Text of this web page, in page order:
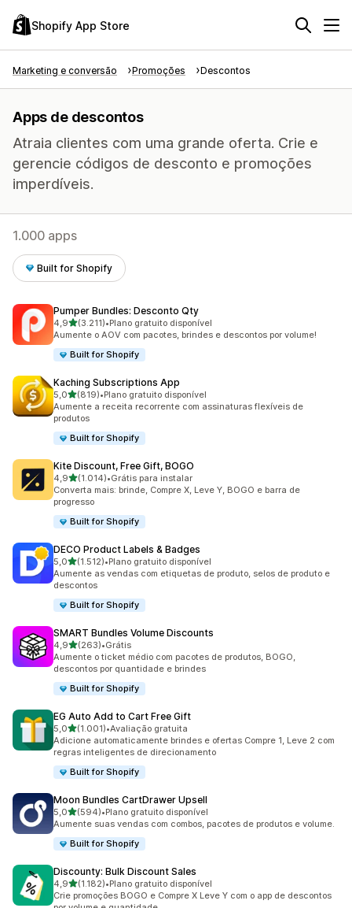
Shopify App Store
Marketing e conversão Promoções Descontos
Apps de descontos
Atraia clientes com uma grande oferta. Crie e
gerencie códigos de desconto e promoções
imperdíveis.
1.000 apps
Built for Shopify
Pumper Bundles: Desconto Qty
4,9de 5 estrelas
(3.211)
3211 avaliações ao todo
•Plano gratuito disponível
Aumente o AOV com pacotes, brindes e descontos por volume!
Built for Shopify
Kaching Subscriptions App
5,0de 5 estrelas
(819)
819 avaliações ao todo
•Plano gratuito disponível
Aumente a receita recorrente com assinaturas flexíveis de
produtos
Built for Shopify
Kite Discount, Free Gift, BOGO
4,9de 5 estrelas
(1.014)
1014 avaliações ao todo
•Grátis para instalar
Converta mais: brinde, Compre X, Leve Y, BOGO e barra de
progresso
Built for Shopify
DECO Product Labels & Badges
5,0de 5 estrelas
(1.512)
1512 avaliações ao todo
•Plano gratuito disponível
Aumente as vendas com etiquetas de produto, selos de produto e
descontos
Built for Shopify
SMART Bundles Volume Discounts
4,9de 5 estrelas
(263)
263 avaliações ao todo
•Grátis
Aumente o ticket médio com pacotes de produtos, BOGO,
descontos por quantidade e brindes
Built for Shopify
EG Auto Add to Cart Free Gift
5,0de 5 estrelas
(1.001)
1001 avaliações ao todo
•Avaliação gratuita
Adicione automaticamente brindes e ofertas Compre 1, Leve 2 com
regras inteligentes de direcionamento
Built for Shopify
Moon Bundles CartDrawer Upsell
5,0de 5 estrelas
(594)
594 avaliações ao todo
•Plano gratuito disponível
Aumente suas vendas com combos, pacotes de produtos e volume.
Built for Shopify
Discounty: Bulk Discount Sales
4,9de 5 estrelas
(1.182)
1182 avaliações ao todo
•Plano gratuito disponível
Crie promoções BOGO e Compre X Leve Y com o app de descontos